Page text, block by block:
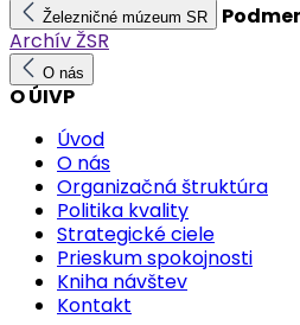
Železničné múzeum SR
Archív ŽSR
O nás
O ÚIVP
Úvod
O nás
Organizačná štruktúra
Politika kvality
Strategické ciele
Prieskum spokojnosti
Kniha návštev
Kontakt